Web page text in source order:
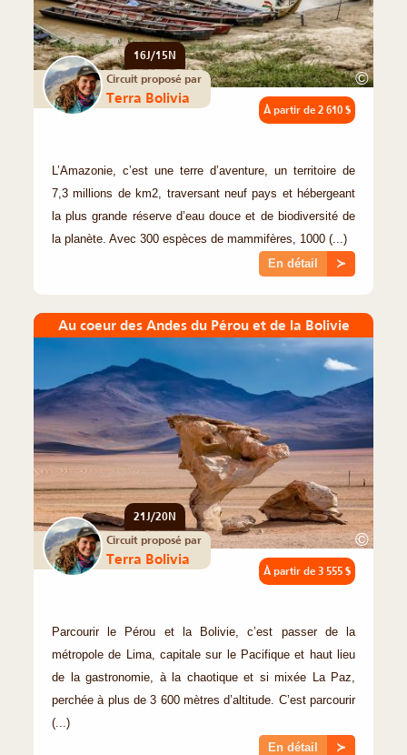
©
16J/15N
Circuit proposé par
Terra Bolivia
À partir de 2 610 $
L’Amazonie, c’est une terre d’aventure, un territoire de
7,3 millions de km2, traversant neuf pays et hébergeant
la plus grande réserve d’eau douce et de biodiversité de
la planète. Avec 300 espèces de mammifères, 1000 (...)
En détail ≻
Au coeur des Andes du Pérou et de la Bolivie
©
21J/20N
Circuit proposé par
Terra Bolivia
À partir de 3 555 $
Parcourir le Pérou et la Bolivie, c’est passer de la
métropole de Lima, capitale sur le Pacifique et haut lieu
de la gastronomie, à la chaotique et si mixée La Paz,
perchée à plus de 3 600 mètres d’altitude. C’est parcourir
(...)
En détail ≻